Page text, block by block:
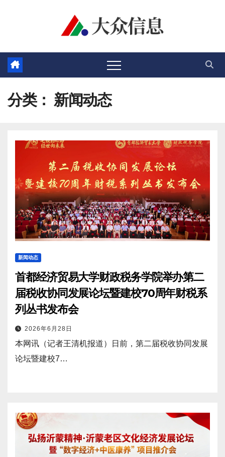
容
分类： 新闻动态
新闻动态
首都经济贸易大学财政税务学院举办第二
届税收协同发展论坛暨建校70周年财税系
列丛书发布会
2026年6月28日
本网讯（记者王清机报道）日前，第二届税收协同发展
论坛暨建校7…